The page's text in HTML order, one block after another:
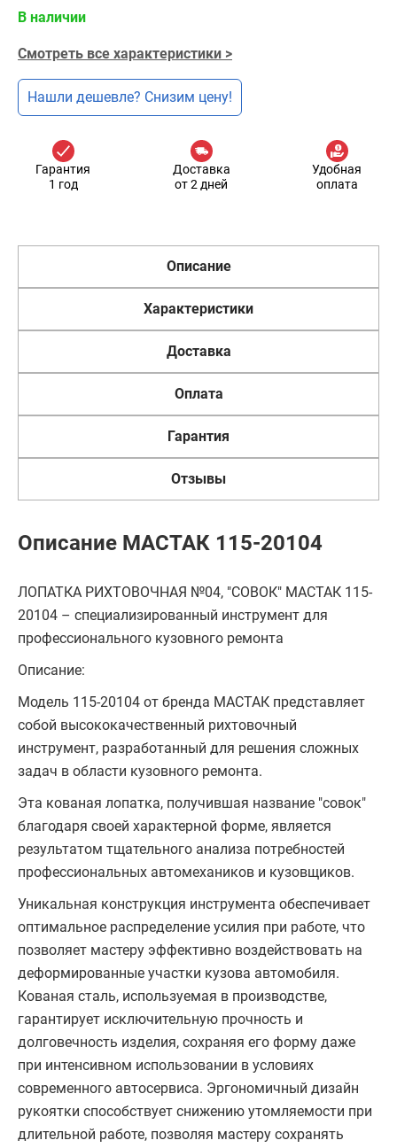
В наличии
Смотреть все характеристики >
Нашли дешевле? Снизим цену!
Гарантия
1 год
Доставка
от 2 дней
Удобная
оплата
Описание
Характеристики
Доставка
Оплата
Гарантия
Отзывы
Описание МАСТАК 115-20104
ЛОПАТКА РИХТОВОЧНАЯ №04, "СОВОК" МАСТАК 115-
20104 – специализированный инструмент для
профессионального кузовного ремонта
Описание:
Модель 115-20104 от бренда МАСТАК представляет
собой высококачественный рихтовочный
инструмент, разработанный для решения сложных
задач в области кузовного ремонта.
Эта кованая лопатка, получившая название "совок"
благодаря своей характерной форме, является
результатом тщательного анализа потребностей
профессиональных автомехаников и кузовщиков.
Уникальная конструкция инструмента обеспечивает
оптимальное распределение усилия при работе, что
позволяет мастеру эффективно воздействовать на
деформированные участки кузова автомобиля.
Кованая сталь, используемая в производстве,
гарантирует исключительную прочность и
долговечность изделия, сохраняя его форму даже
при интенсивном использовании в условиях
современного автосервиса. Эргономичный дизайн
рукоятки способствует снижению утомляемости при
длительной работе, позволяя мастеру сохранять